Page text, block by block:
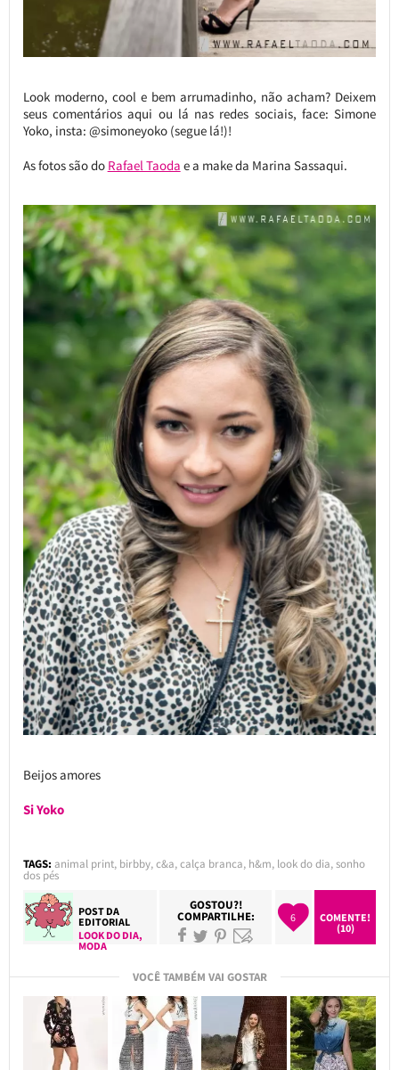
Look moderno, cool e bem arrumadinho, não acham? Deixem
seus comentários aqui ou lá nas redes sociais, face: Simone
Yoko, insta: @simoneyoko (segue lá!)!
As fotos são do Rafael Taoda e a make da Marina Sassaqui.
Beijos amores
Si Yoko
TAGS: animal print, birbby,c&a,calça branca, h&m, look do dia,sonho
dos pés
POST DA
EDITORIAL
LOOK DO DIA,
MODA
GOSTOU?!
COMPARTILHE: 6
COMENTE!
(10)
VOCÊ TAMBÉM VAI GOSTAR